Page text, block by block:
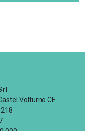
Volturno CE